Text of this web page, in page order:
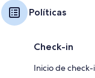
Políticas
Check-in
Inicio de